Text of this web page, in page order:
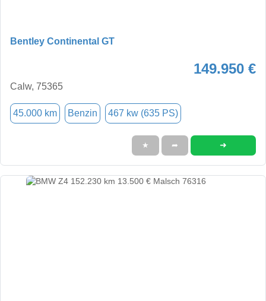
Bentley Continental GT
149.950 €
Calw, 75365
45.000 km Benzin 467 kw (635 PS)
★ ➦ ➜